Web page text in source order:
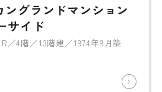
グランドマンション
サイド
／4階／13階建／1974年9月築